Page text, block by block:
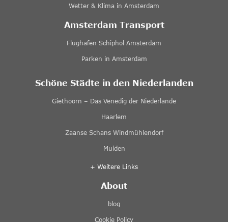
Wetter & Klima in Amsterdam
Amsterdam Transport
Flughafen Schiphol Amsterdam
Parken in Amsterdam
Schöne Städte in den Niederlanden
Giethoorn – Das Venedig der Niederlande
Haarlem
Zaanse Schans Windmühlendorf
Muiden
+ Weitere Links
About
blog
Cookie Policy